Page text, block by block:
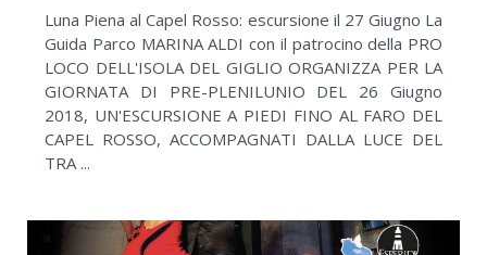
Luna Piena al Capel Rosso: escursione il 27 Giugno La
Guida Parco MARINA ALDI con il patrocino della PRO
LOCO DELL'ISOLA DEL GIGLIO ORGANIZZA PER LA
GIORNATA DI PRE-PLENILUNIO DEL 26 Giugno
2018, UN'ESCURSIONE A PIEDI FINO AL FARO DEL
CAPEL ROSSO, ACCOMPAGNATI DALLA LUCE DEL
TRA ...